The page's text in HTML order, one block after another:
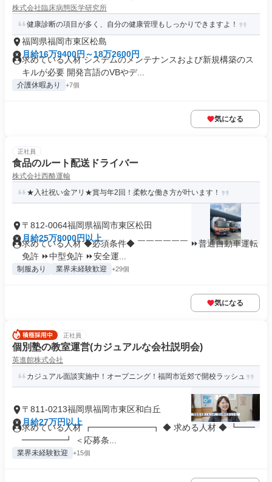
株式会社臨床病態医学研究所
健康診断の項目が多く、自分の健康管理もしっかりできますよ！
福岡県福岡市東区松島
月給16万9400円～18万2600円
求めている人材 システムのメンテナンスおよび新規構築のス
キルが必要 開発言語のVBやデ...
介護休暇あり +7個
気になる
正社員
食品のルート配送ドライバー
株式会社西酪運輸
★入社祝い金アリ★賞与年2回！柔軟な働き方が叶います！
〒812-0064福岡県福岡市東区松田
月給25万8000円以上
求めている人材 ◆必須条件◆ ￣￣￣￣￣￣ ⏩普通自動車運転
免許 ⏩中型免許 ⏩安全運...
制服あり 業界未経験歓迎 +29個
気になる
正社員
個別塾の教室運営(カジュアルな会社説明会)
英進館株式会社
カジュアル面談実施中！オープニング！福岡市近郊で開校ラッシュ
〒811-0213福岡県福岡市東区和白丘
月給27万円以上
求めている人材 ┏━━━━━━━┓ ◆ 求める人材 ◆ ┗━━
━━━━━┛ ＜応募条...
業界未経験歓迎 +15個